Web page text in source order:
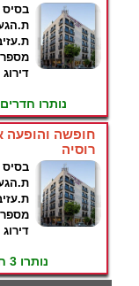
בסיס
מספר
נותרו
חופשה והופעה
רוסיה
בסיס
מספר
נותרו 3 חדרים למבצע זה !